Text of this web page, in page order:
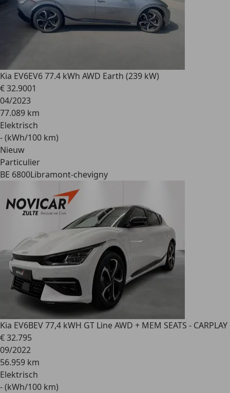
Kia EV6EV6 77.4 kWh AWD Earth (239 kW)
€ 32.9001
04/2023
77.089 km
Elektrisch
- (kWh/100 km)
Nieuw
Particulier
BE 6800Libramont-chevigny
Kia EV6BEV 77,4 kWH GT Line AWD + MEM SEATS - CARPLAY
€ 32.795
09/2022
56.959 km
Elektrisch
- (kWh/100 km)